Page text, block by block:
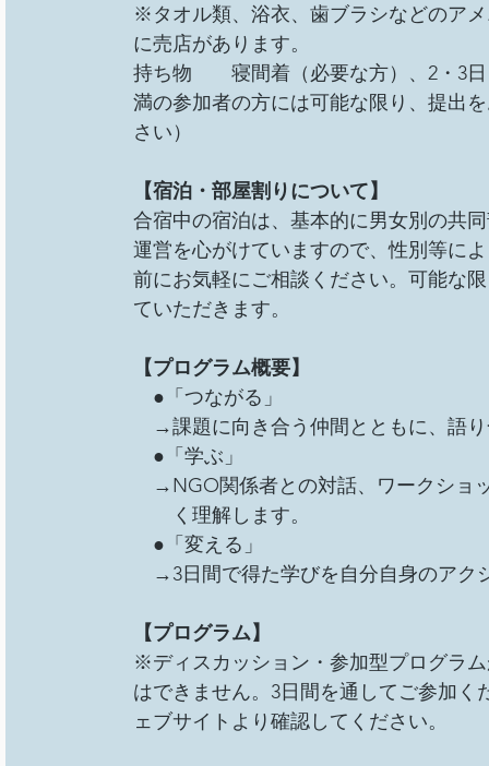
※タオル類、浴衣、歯ブラシなどのア
に売店があります。
持ち物　　寝間着（必要な方）、2・3
満の参加者の方には可能な限り、提出
さい）
【宿泊・部屋割りについて】
合宿中の宿泊は、基本的に男女別の共
運営を心がけていますので、性別等に
前にお気軽にご相談ください。可能な
ていただきます。
【プログラム概要】
●「つながる」
→課題に向き合う仲間とともに、語
●「学ぶ」
→NGO関係者との対話、ワークショ
く理解します。
●「変える」
→3日間で得た学びを自分自身のアク
【プログラム】
※ディスカッション・参加型プログラ
はできません。3日間を通してご参加
ェブサイトより確認してください。